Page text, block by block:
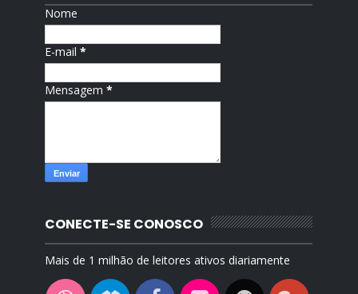
Nome
E-mail*
Mensagem*
CONECTE-SE CONOSCO
Mais de 1 milhão de leitores ativos diariamente